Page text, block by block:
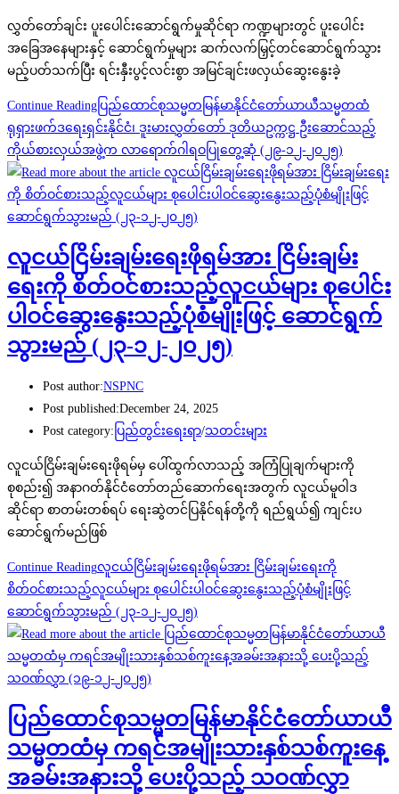
လွှတ်တော်ချင်း ပူးပေါင်းဆောင်ရွက်မှုဆိုင်ရာ ကဏ္ဍများတွင် ပူးပေါင်း
အခြေအနေများနှင့် ဆောင်ရွက်မှုများ ဆက်လက်မြှင့်တင်ဆောင်ရွက်သွား
မည့်ပတ်သက်ပြီး ရင်းနှီးပွင့်လင်းစွာ အမြင်ချင်းဖလှယ်ဆွေးနွေးခဲ့
Continue Reading ပြည်ထောင်စုသမ္မတမြန်မာနိုင်ငံတော်ယာယီသမ္မတထံ
ရုရှားဖက်ဒရေးရှင်းနိုင်ငံ၊ ဒူးမားလွှတ်တော် ဒုတိယဥက္ကဋ္ဌ ဦးဆောင်သည့်
ကိုယ်စားလှယ်အဖွဲ့က လာရောက်ဂါရဝပြုတွေ့ဆုံ (၂၉-၁၂-၂၀၂၅)
လူငယ်ငြိမ်းချမ်းရေးဖိုရမ်အား ငြိမ်းချမ်း
ရေးကို စိတ်ဝင်စားသည့်လူငယ်များ စုပေါင်း
ပါဝင်ဆွေးနွေးသည့်ပုံစံမျိုးဖြင့် ဆောင်ရွက်
သွားမည် (၂၃-၁၂-၂၀၂၅)
Post author:NSPNC
Post published:December 24, 2025
Post category: ပြည်တွင်းရေးရာ/သတင်းများ
လူငယ်ငြိမ်းချမ်းရေးဖိုရမ်မှ ပေါ်ထွက်လာသည့် အကြံပြုချက်များကို
စုစည်း၍ အနာဂတ်နိုင်ငံတော်တည်ဆောက်ရေးအတွက် လူငယ်မူဝါဒ
ဆိုင်ရာ စာတမ်းတစ်ရပ် ရေးဆွဲတင်ပြနိုင်ရန်တို့ကို ရည်ရွယ်၍ ကျင်းပ
ဆောင်ရွက်မည်ဖြစ်
Continue Readingလူငယ်ငြိမ်းချမ်းရေးဖိုရမ်အား ငြိမ်းချမ်းရေးကို
စိတ်ဝင်စားသည့်လူငယ်များ စုပေါင်းပါဝင်ဆွေးနွေးသည့်ပုံစံမျိုးဖြင့်
ဆောင်ရွက်သွားမည် (၂၃-၁၂-၂၀၂၅)
ပြည်ထောင်စုသမ္မတမြန်မာနိုင်ငံတော်ယာယီ
သမ္မတထံမှ ကရင်အမျိုးသားနှစ်သစ်ကူးနေ့
အခမ်းအနားသို့ ပေးပို့သည့် သဝဏ်လွှာ